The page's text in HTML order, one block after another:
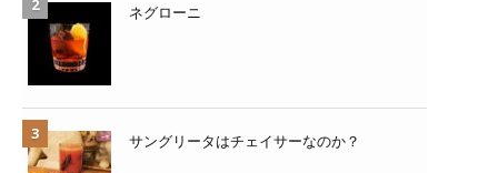
ネグローニ
サングリータはチェイサーなのか？